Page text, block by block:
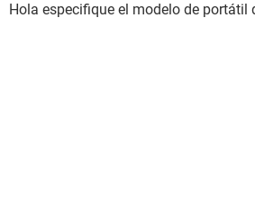
Hola especifique el modelo de portátil